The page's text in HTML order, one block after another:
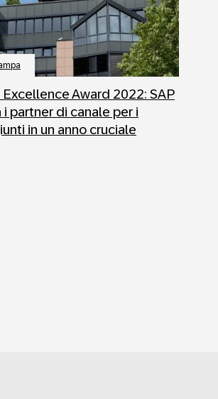
Excellence Award 2022: SAP
i partner di canale per i
in un anno cruciale